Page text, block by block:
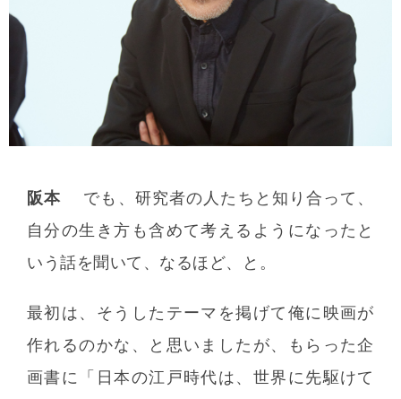
阪本
でも、研究者の人たちと知り合って、
自分の生き方も含めて考えるようになったと
いう話を聞いて、なるほど、と。
最初は、そうしたテーマを掲げて俺に映画が
作れるのかな、と思いましたが、もらった企
画書に「日本の江戸時代は、世界に先駆けて